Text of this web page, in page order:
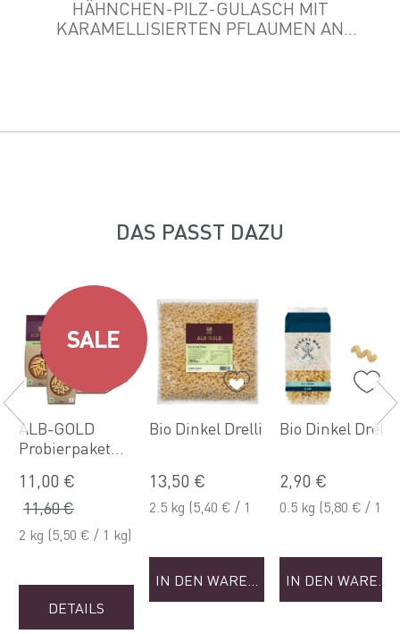
HÄHNCHEN-PILZ-GULASCH MIT
KARAMELLISIERTEN PFLAUMEN AN
DAS PASST DAZU
SALE
ALB-GOLD
Probierpaket
11,00 €
11,60 €
2 kg (5,50 € / 1 kg)
DETAILS
Bio Dinkel Drelli
13,50 €
2.5 kg (5,40 € / 1
IN DEN WARENKORB
Bio Dinkel Drelli
2,90 €
0.5 kg (5,80 € / 1
IN DEN